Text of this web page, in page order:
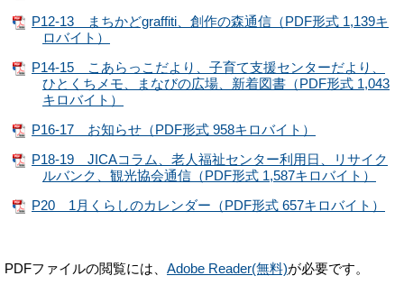
P12-13 まちかどgraffiti、創作の森通信（PDF形式 1,139キ
ロバイト）
P14-15 こあらっこだより、子育て支援センターだより、
ひとくちメモ、まなびの広場、新着図書（PDF形式 1,043
キロバイト）
P16-17 お知らせ（PDF形式 958キロバイト）
P18-19 JICAコラム、老人福祉センター利用日、リサイク
ルバンク、観光協会通信（PDF形式 1,587キロバイト）
P20 1月くらしのカレンダー（PDF形式 657キロバイト）
PDFファイルの閲覧には、 Adobe Reader(無料)が必要です。